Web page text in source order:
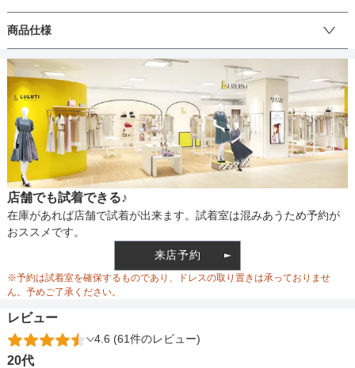
上品なサテン生地に大粒のパールビジュを施した大人可愛いバッグ
です。両サイドに大きなポケットが付いており、収納力抜群です。
手提げ、クラッチの2WAY使いができるので、お好みのスタイルで合
わせてください。
商品仕様
丈
生地の厚さ
裏地
ウエスト調整
備考
店舗でも試着できる♪
在庫があれば店舗で試着が出来ます。試着室は混みあうため予約が
おススメです。
来店予約
※予約は試着室を確保するものであり、ドレスの取り置きは承っておりませ
ん。予めご了承ください。
レビュー
4.6 (61件のレビュー)
20代